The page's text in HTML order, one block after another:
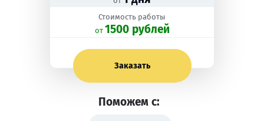
Стоимость работы
oт 1500 рублей
Заказать
Поможем с: